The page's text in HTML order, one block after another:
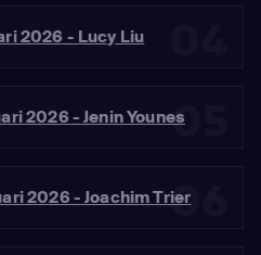
2026 - Lucy Liu
05
2026 - Jenin Younes
06
2026 - Joachim Trier